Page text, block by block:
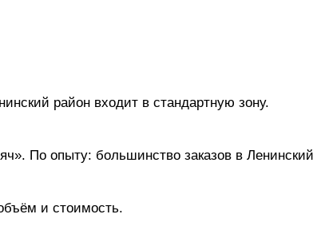
район входит в стандартную зону.
По опыту: большинство заказов в Ленинский
и стоимость.